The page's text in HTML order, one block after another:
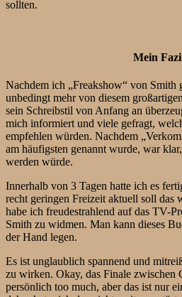
sollten.
Mein
Nachdem ich „Freakshow“ von Smith
unbedingt mehr von diesem
sein Schreibstil von Anfang an
mich informiert und viele gefragt,
empfehlen würden. Nachdem
am häufigsten genannt wurde, war
werden würde.
Innerhalb von 3 Tagen hatte ich es
recht geringen Freizeit aktuell soll das
habe ich freudestrahlend auf das TV-
Smith zu widmen. Man kann dieses
der Hand legen.
Es ist unglaublich spannend und
zu wirken. Okay, das Finale zwischen
persönlich too much, aber das ist nur